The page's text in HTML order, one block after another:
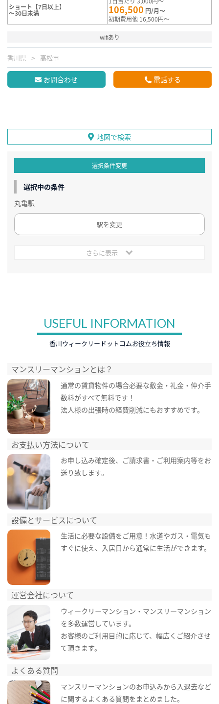
ショート【7日以上】
～30日未満 106,500 円/月～
初期費用他 16,500円～
wifiあり
香川県 高松市
お問合わせ 電話する
地図で検索
選択条件変更
選択中の条件
丸亀駅
駅を変更
さらに表示
USEFUL INFORMATION
香川ウィークリードットコムお役立ち情報
マンスリーマンションとは？
通常の賃貸物件の場合必要な敷金・礼金・仲介手
数料がすべて無料です！
法人様の出張時の経費削減にもおすすめです。
お支払い方法について
お申し込み確定後、ご請求書・ご利用案内等をお
送り致します。
設備とサービスについて
生活に必要な設備をご用意！水道やガス・電気も
すぐに使え、入居日から通常に生活ができます。
運営会社について
ウィークリーマンション・マンスリーマンション
を多数運営しています。
お客様のご利用目的に応じて、幅広くご紹介させ
て頂きます。
よくある質問
マンスリーマンションのお申込みから入退去など
に関するよくある質問をまとめました。